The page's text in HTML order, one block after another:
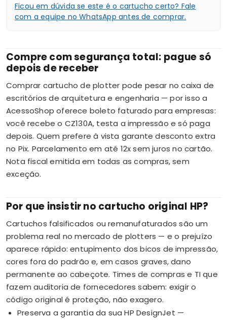
Ficou em dúvida se este é o cartucho certo? Fale
com a equipe no WhatsApp antes de comprar.
Compre com segurança total: pague só
depois de receber
Comprar cartucho de plotter pode pesar no caixa de
escritórios de arquitetura e engenharia — por isso a
AcessoShop oferece boleto faturado para empresas:
você recebe o CZ130A, testa a impressão e só paga
depois. Quem prefere à vista garante desconto extra
no Pix. Parcelamento em até 12x sem juros no cartão.
Nota fiscal emitida em todas as compras, sem
exceção.
Por que insistir no cartucho original HP?
Cartuchos falsificados ou remanufaturados são um
problema real no mercado de plotters — e o prejuízo
aparece rápido: entupimento dos bicos de impressão,
cores fora do padrão e, em casos graves, dano
permanente ao cabeçote. Times de compras e TI que
fazem auditoria de fornecedores sabem: exigir o
código original é proteção, não exagero.
Preserva a garantia da sua HP DesignJet —